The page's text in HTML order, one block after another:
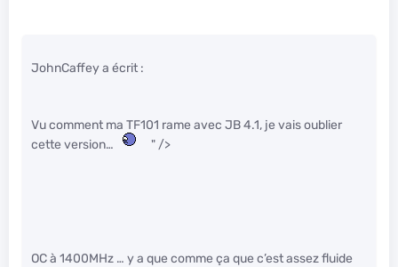
JohnCaffey a écrit :
Vu comment ma TF101 rame avec JB 4.1, je vais oublier
cette version…
" />
OC à 1400MHz … y a que comme ça que c’est assez fluide